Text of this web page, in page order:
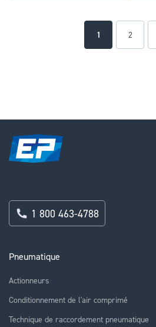
You're
1 Page
2
Pneumatique
Actionneurs
Conditionnement de l'air comprimé
Technique de raccordement pneumatique
1 800 463-4788